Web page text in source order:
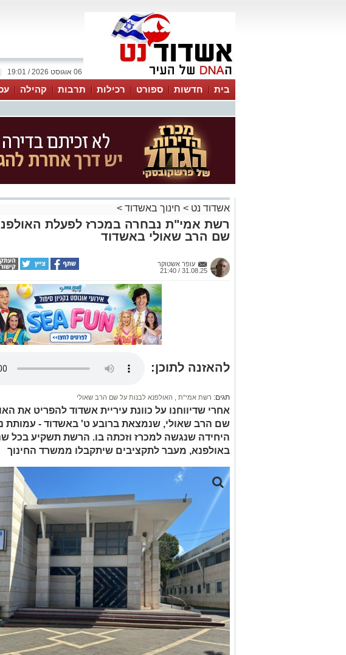
06 אוגוסט 2026 / 19:01
בית חדשות ספורט רכילות תרבות קהילה
אשדוד נט > חינוך באשדוד >
רשת אמי"ת נבחרה במכרז לפעלת
שם הרב שאולי באשדוד
עופר אשטוקר
31.08.25 / 21:40
להאזנה לתוכן:
תגים: רשת אמי"ת האולפנא לבנות על שם הרב שאולי
אחרי שדיווחנו על כוונת עיריית אשדוד להפריט את
שם הרב שאולי, שנמצאת ברובע ט' באשדוד - עמותת
באולפנא, מעבר לתקציבים שיתקבלו ממשרד החינוך